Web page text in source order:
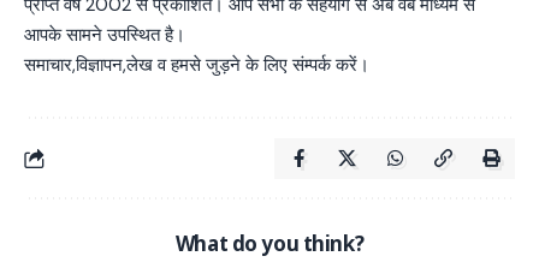
प्राप्त वर्ष 2002 से प्रकाशित। आप सभी के सहयोग से अब वेब माध्यम से
आपके सामने उपस्थित है।
समाचार,विज्ञापन,लेख व हमसे जुड़ने के लिए संम्पर्क करें।
What do you think?